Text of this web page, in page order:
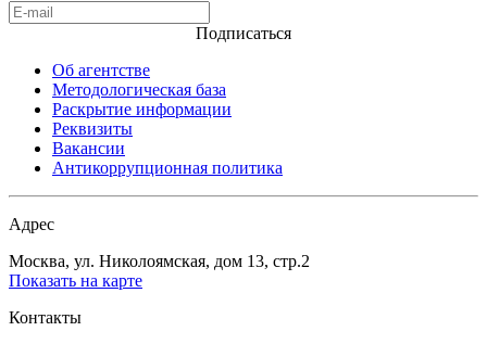
Подписаться
Об агентстве
Методологическая база
Раскрытие информации
Реквизиты
Вакансии
Антикоррупционная политика
Адрес
Москва, ул. Николоямская, дом 13, стр.2
Показать на карте
Контакты